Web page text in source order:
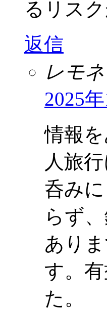
るリス
返信
レモ
2025
情報
人旅
呑み
らず
あり
す。
た。